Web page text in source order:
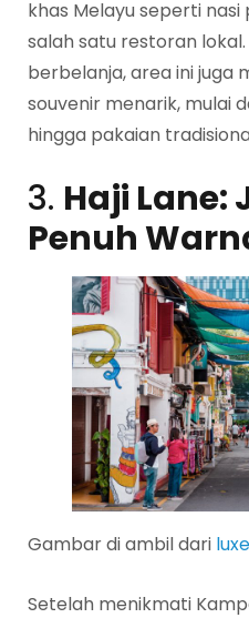
khas Melayu seperti
salah satu restoran
berbelanja, area ini juga
souvenir menarik, mulai
hingga pakaian
3. Haji Lane:
Penuh
Gambar di ambil dari
Setelah menikmati